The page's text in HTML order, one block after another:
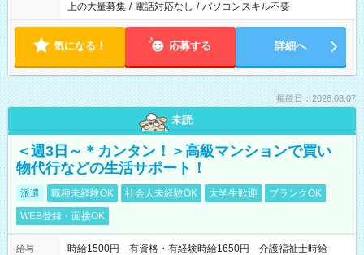
上の大量募集 / 電話対応なし / パソコンスキル不要
気になる！ 応募する 詳細へ
掲載日：2026.08.07
未読
＜週3日～＊カンタン！＞高級マンションで買い
物代行などの生活サポート！
派遣 職種未経験OK 社会人未経験OK 大学生歓迎
ブランクOK
WEB登録・面接OK
給与
時給1500円 有資格・有経験時給1650円 介護福祉士時給